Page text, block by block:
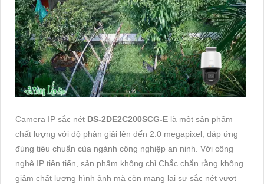
Camera IP sắc nét DS-2DE2C200SCG-E là một sản phẩm
chất lượng với độ phân giải lên đến 2.0 megapixel, đáp ứng
đúng tiêu chuẩn của ngành công nghiệp an ninh. Với công
nghệ IP tiên tiến, sản phẩm không chỉ Chắc chắn rằng không
giảm chất lượng hình ảnh mà còn mang lại sự sắc nét vượt